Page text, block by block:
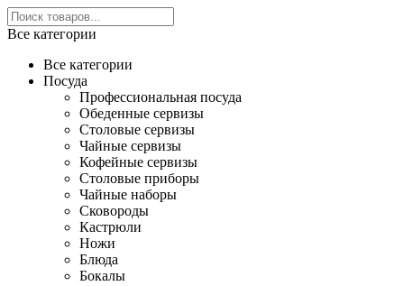
Все категории
Все категории
Посуда
Профессиональная посуда
Обеденные сервизы
Столовые сервизы
Чайные сервизы
Кофейные сервизы
Столовые приборы
Чайные наборы
Сковороды
Кастрюли
Ножи
Блюда
Бокалы